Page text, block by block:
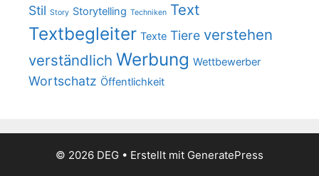
Stil Story Storytelling Techniken Text
Textbegleiter Texte Tiere verstehen
verständlich Werbung Wettbewerber
Wortschatz Öffentlichkeit
© 2026 DEG • Erstellt mit GeneratePress